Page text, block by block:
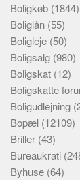
Boligkøb (1844)
Boliglån (55)
Boligleje (50)
Boligsalg (980)
Boligskat (12)
Boligskatte
Boligudlejning
Bopæl (12109)
Briller (43)
Bureaukrati
Byhuse (64)